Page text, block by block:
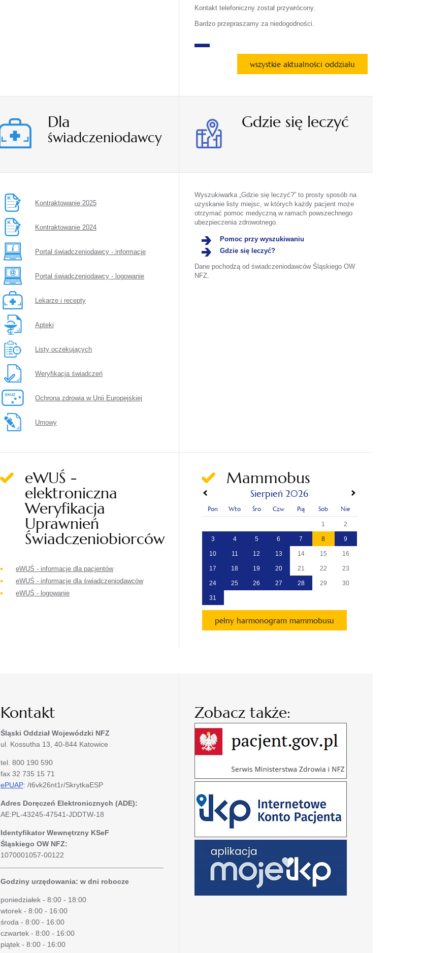
Kontakt telefoniczny został przywrócony.
Bardzo przepraszamy za niedogodności.
wszystkie aktualności oddziału
Dla
świadczeniodawcy
Kontraktowanie 2025
Kontraktowanie 2024
Portal świadczeniodawcy - informacje
Portal świadczeniodawcy - logowanie
Lekarze i recepty
Apteki
Listy oczekujących
Weryfikacja świadczeń
Ochrona zdrowia w Unii Europejskiej
Umowy
Gdzie się leczyć
Wyszukiwarka „Gdzie się leczyć?” to prosty sposób na
uzyskanie listy miejsc, w których każdy pacjent może
otrzymać pomoc medyczną w ramach powszechnego
ubezpieczenia zdrowotnego.
Pomoc przy wyszukiwaniu
Gdzie się leczyć?
Dane pochodzą od świadczeniodawców Śląskiego OW
NFZ.
eWUŚ -
elektroniczna
Weryfikacja
Uprawnień
Świadczeniobiorców
eWUŚ - informacje dla pacjentów
eWUŚ - informacje dla świadczeniodawców
eWUŚ - logowanie
Mammobus
Sierpień 2026
Pon Wto Śro Czw Pią Sob Nie
1 2
3 4 5 6 7 8 9
10 11 12 13 14 15 16
17 18 19 20 21 22 23
24 25 26 27 28 29 30
31
pełny harmonogram mammobusu
Kontakt
Śląski Oddział Wojewódzki NFZ
ul. Kossutha 13, 40-844 Katowice
tel. 800 190 590
fax 32 735 15 71
ePUAP: /t6vk26nt1r/SkrytkaESP
Adres Doręczeń Elektronicznych (ADE):
AE:PL-43245-47541-JDDTW-18
Identyfikator Wewnętrzny KSeF
Śląskiego OW NFZ:
1070001057-00122
Godziny urzędowania: w dni robocze
poniedziałek - 8:00 - 18:00
wtorek - 8:00 - 16:00
środa - 8:00 - 16:00
czwartek - 8:00 - 16:00
piątek - 8:00 - 16:00
Zobacz także: